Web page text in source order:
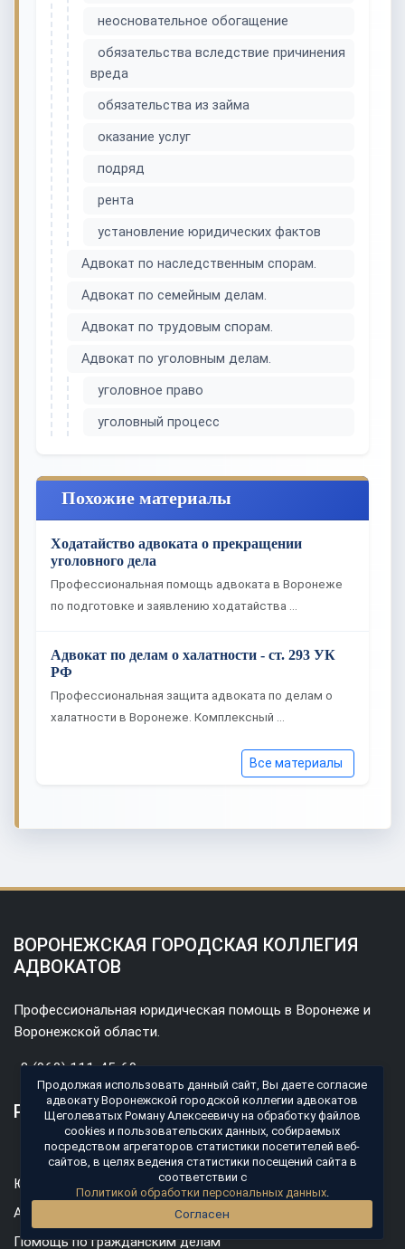
неосновательное обогащение
обязательства вследствие причинения
вреда
обязательства из займа
оказание услуг
подряд
рента
установление юридических фактов
Адвокат по наследственным спорам.
Адвокат по семейным делам.
Адвокат по трудовым спорам.
Адвокат по уголовным делам.
уголовное право
уголовный процесс
Похожие материалы
Ходатайство адвоката о прекращении
уголовного дела
Профессиональная помощь адвоката в Воронеже
по подготовке и заявлению ходатайства …
Адвокат по делам о халатности - ст. 293 УК
РФ
Профессиональная защита адвоката по делам о
халатности в Воронеже. Комплексный …
Все материалы
ВОРОНЕЖСКАЯ ГОРОДСКАЯ КОЛЛЕГИЯ
АДВОКАТОВ
Профессиональная юридическая помощь в Воронеже и
Воронежской области.
8 (960) 111-45-69
РАЗДЕЛЫ
Главная
Юридические услуги
Адвокат по уголовным делам
Помощь по гражданским делам
Продолжая использовать данный сайт, Вы даете согласие
адвокату Воронежской городской коллегии адвокатов
Щеголеватых Роману Алексеевичу на обработку файлов
cookies и пользовательских данных, собираемых
посредством агрегаторов статистики посетителей веб-
сайтов, в целях ведения статистики посещений сайта в
соответствии с
Политикой обработки персональных данных.
Согласен